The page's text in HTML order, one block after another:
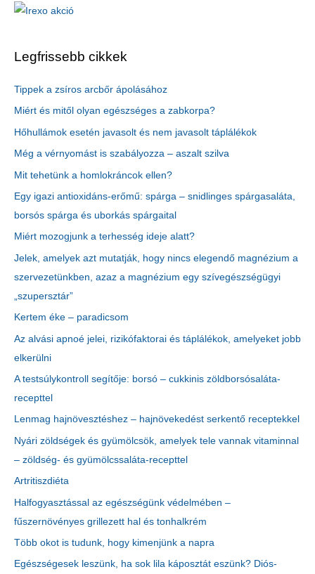
a
Legfrissebb cikkek
Tippek a zsíros arcbőr ápolásához
Miért és mitől olyan egészséges a zabkorpa?
Hőhullámok esetén javasolt és nem javasolt táplálékok
Még a vérnyomást is szabályozza – aszalt szilva
Mit tehetünk a homlokráncok ellen?
Egy igazi antioxidáns-erőmű: spárga – snidlinges spárgasaláta,
borsós spárga és uborkás spárgaital
Miért mozogjunk a terhesség ideje alatt?
Jelek, amelyek azt mutatják, hogy nincs elegendő magnézium a
szervezetünkben, azaz a magnézium egy szívegészségügyi
„szupersztár”
Kertem éke – paradicsom
Az alvási apnoé jelei, rizikófaktorai és táplálékok, amelyeket jobb
elkerülni
A testsúlykontroll segítője: borsó – cukkinis zöldborsósaláta-
recepttel
Lenmag hajnövesztéshez – hajnövekedést serkentő receptekkel
Nyári zöldségek és gyümölcsök, amelyek tele vannak vitaminnal
– zöldség- és gyümölcssaláta-recepttel
Artritiszdiéta
Halfogyasztással az egészségünk védelmében –
fűszernövényes grillezett hal és tonhalkrém
Több okot is tudunk, hogy kimenjünk a napra
Egészségesek leszünk, ha sok lila káposztát eszünk? Diós-